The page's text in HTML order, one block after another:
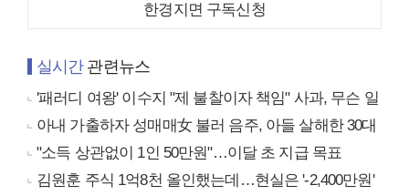
한경지면 구독신청
실시간관련뉴스
'패러디 여왕' 이수지 "제 불찰이자 책임" 사과, 무슨 일
아내 가출하자 성매매女 불러 음주, 아들 살해한 30대
"소득 상관없이 1인 50만원"…이달 초 지급 목표
김원훈 주식 1억8천 올인했는데…현실은 '-2,400만원'